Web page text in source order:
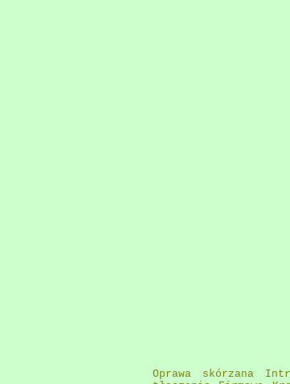
Oprawa skórzana